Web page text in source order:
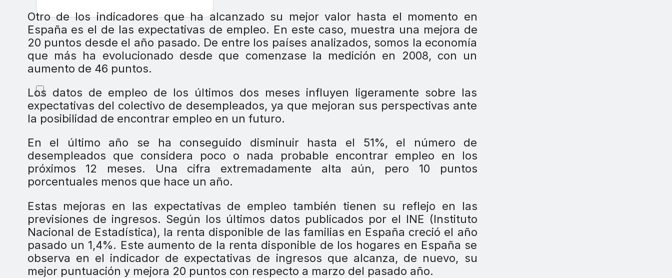
Otro de los indicadores que ha alcanzado su mejor valor hasta el momento en
España es el de las expectativas de empleo. En este caso, muestra una mejora de
20 puntos desde el año pasado. De entre los países analizados, somos la economía
que más ha evolucionado desde que comenzase la medición en 2008, con un
aumento de 46 puntos.
Los datos de empleo de los últimos dos meses influyen ligeramente sobre las
expectativas del colectivo de desempleados, ya que mejoran sus perspectivas ante
la posibilidad de encontrar empleo en un futuro.
En el último año se ha conseguido disminuir hasta el 51%, el número de
desempleados que considera poco o nada probable encontrar empleo en los
próximos 12 meses. Una cifra extremadamente alta aún, pero 10 puntos
porcentuales menos que hace un año.
Estas mejoras en las expectativas de empleo también tienen su reflejo en las
previsiones de ingresos. Según los últimos datos publicados por el INE (Instituto
Nacional de Estadística), la renta disponible de las familias en España creció el año
pasado un 1,4%. Este aumento de la renta disponible de los hogares en España se
observa en el indicador de expectativas de ingresos que alcanza, de nuevo, su
mejor puntuación y mejora 20 puntos con respecto a marzo del pasado año.